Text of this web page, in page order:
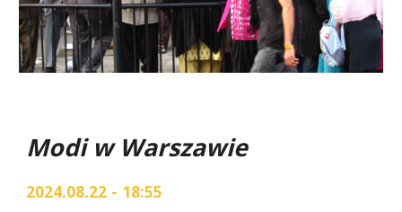
Modi w Warszawie
2024.08.22 - 18:55